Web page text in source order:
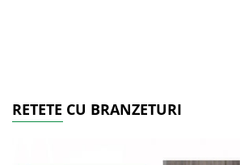
RETETE CU BRANZETURI